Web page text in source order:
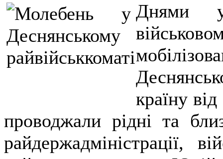
Днями у
країну
проводжали рідні та
райдержадміністрації,